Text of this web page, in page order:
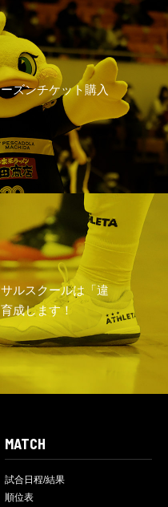
ズンチケット購入
ルスクールは「違
成します！
MATCH
試合日程/結果
順位表